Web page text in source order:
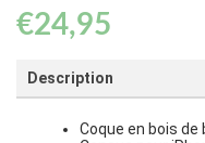
€24,95
Description
Coque en bois